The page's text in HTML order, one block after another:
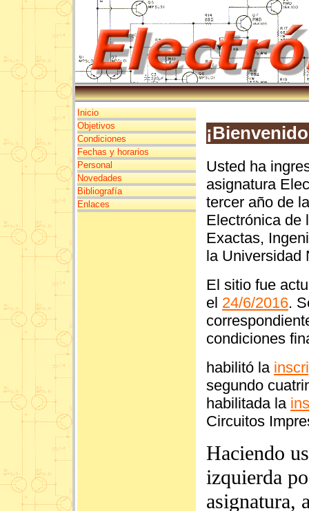
Inicio
Objetivos
Condiciones
Fechas y horarios
Personal
Novedades
Bibliografía
Enlaces
Usted ha
asignatura
tercer año de
Electrónica de
Exactas,
la Universidad
El sitio fue
el 24/6/2016.
condiciones
habilitó la
segundo
habilitada la
Circuitos
Haciendo
izquierda
asignatura,